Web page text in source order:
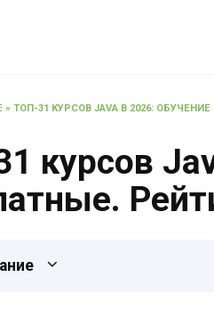
» ТОП-31 КУРСОВ JAVA В 2026:
курсов